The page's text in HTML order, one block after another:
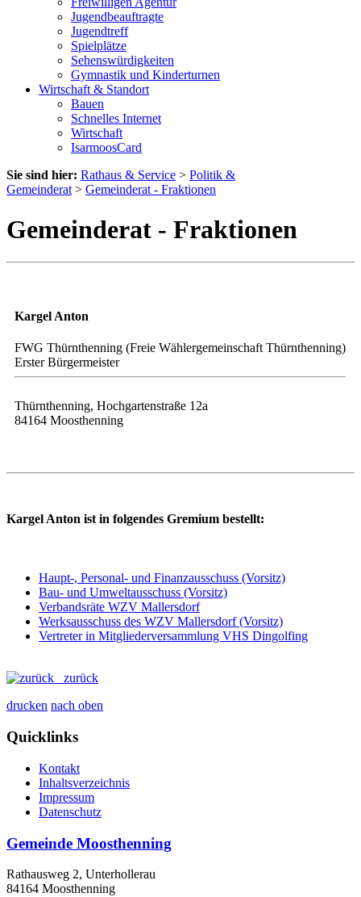
Jugendbeauftragte
Jugendtreff
Spielplätze
Sehenswürdigkeiten
Gymnastik und Kinderturnen
Wirtschaft & Standort
Bauen
Schnelles Internet
Wirtschaft
IsarmoosCard
Sie sind hier: Rathaus & Service > Politik &
Gemeinderat > Gemeinderat - Fraktionen
Gemeinderat - Fraktionen
Kargel Anton
FWG Thürnthenning (Freie Wählergemeinschaft Thürnthenning)
Erster Bürgermeister
Thürnthenning, Hochgartenstraße 12a
84164 Moosthenning
Kargel Anton ist in folgendes Gremium bestellt:
Haupt-, Personal- und Finanzausschuss (Vorsitz)
Bau- und Umweltausschuss (Vorsitz)
Verbandsräte WZV Mallersdorf
Werksausschuss des WZV Mallersdorf (Vorsitz)
Vertreter in Mitgliederversammlung VHS Dingolfing
zurück
drucken nach oben
Quicklinks
Kontakt
Inhaltsverzeichnis
Impressum
Datenschutz
Gemeinde Moosthenning
Rathausweg 2, Unterhollerau
84164 Moosthenning